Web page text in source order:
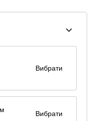
Вибрати
Вибрати